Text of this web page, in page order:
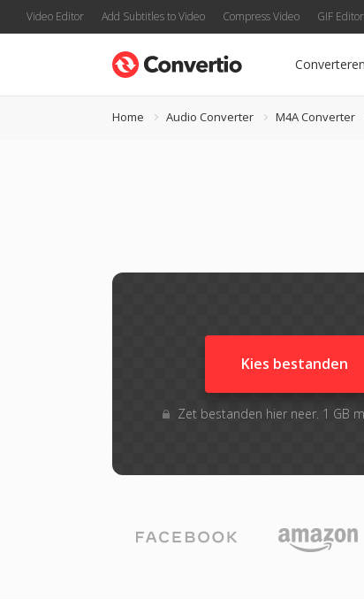
Video Editor Add Subtitles to Video Compress Video GIF Editor
Converteren
Home Audio Converter M4A Converter
Kies bestanden
Zet bestanden hier neer. 1 GB